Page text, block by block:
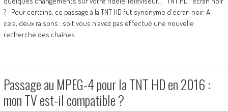
? Pour certains, ce passage à la TNT HD fut synonyme d'écran noir. A
cela, deux raisons : soit vous n'avez pas effectué une nouvelle
recherche des chaînes
Passage au MPEG-4 pour la TNT HD en 2016 :
mon TV est-il compatible ?